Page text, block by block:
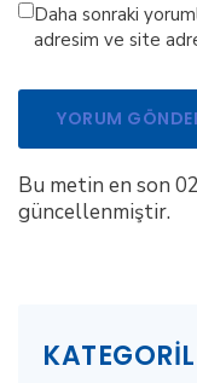
Daha sonraki
adresim ve site
Bu metin en son
güncellenmiştir.